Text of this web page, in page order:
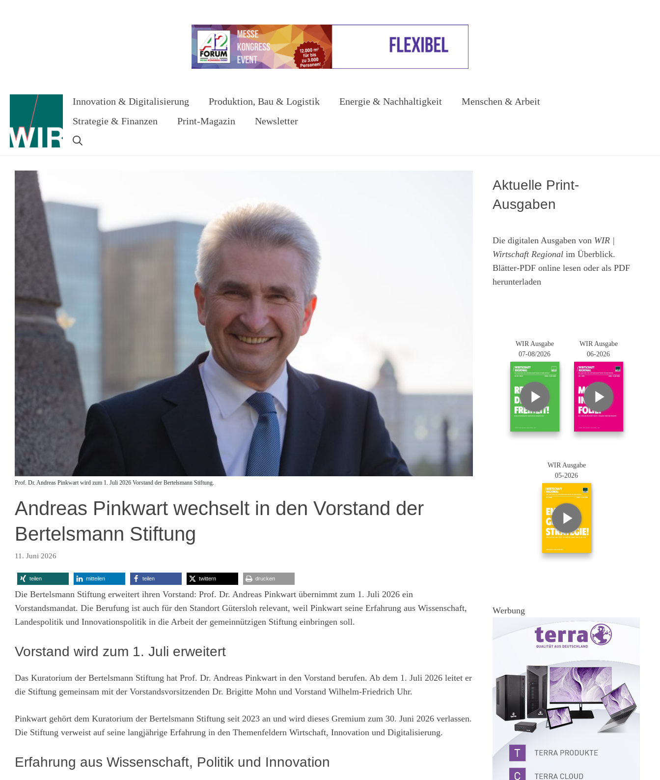
Innovation & Digitalisierung Produktion, Bau & Logistik Energie & Nachhaltigkeit
Menschen & Arbeit
Strategie & Finanzen
Print-Magazin Newsletter
Prof. Dr. Andreas Pinkwart wird zum 1. Juli 2026 Vorstand der Bertelsmann Stiftung.
Andreas Pinkwart wechselt in den Vorstand der
Bertelsmann Stiftung
11. Juni 2026
teilen mitteilen teilen twittern drucken
Die Bertelsmann Stiftung erweitert ihren Vorstand: Prof. Dr. Andreas Pinkwart übernimmt zum 1. Juli 2026 ein
Vorstandsmandat. Die Berufung ist auch für den Standort Gütersloh relevant, weil Pinkwart seine Erfahrung aus Wissenschaft,
Landespolitik und Innovationspolitik in die Arbeit der gemeinnützigen Stiftung einbringen soll.
Vorstand wird zum 1. Juli erweitert
Das Kuratorium der Bertelsmann Stiftung hat Prof. Dr. Andreas Pinkwart in den Vorstand berufen. Ab dem 1. Juli 2026 leitet er
die Stiftung gemeinsam mit der Vorstandsvorsitzenden Dr. Brigitte Mohn und Vorstand Wilhelm-Friedrich Uhr.
Pinkwart gehört dem Kuratorium der Bertelsmann Stiftung seit 2023 an und wird dieses Gremium zum 30. Juni 2026 verlassen.
Die Stiftung verweist auf seine langjährige Erfahrung in den Themenfeldern Wirtschaft, Innovation und Digitalisierung.
Erfahrung aus Wissenschaft, Politik und Innovation
Aktuelle Print-
Ausgaben
Die digitalen Ausgaben von WIR |
Wirtschaft Regional im Überblick.
Blätter-PDF online lesen oder als PDF
herunterladen
WIR Ausgabe
07-08/2026
WIR Ausgabe
06-2026
WIR Ausgabe
05-2026
Werbung